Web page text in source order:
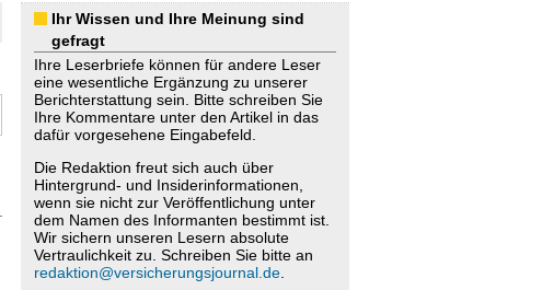
Ihr Wissen und Ihre Meinung sind
gefragt
Ihre Leserbriefe können für andere Leser
eine wesentliche Ergänzung zu unserer
Berichterstattung sein. Bitte schreiben Sie
Ihre Kommentare unter den Artikel in das
dafür vorgesehene Eingabefeld.
Die Redaktion freut sich auch über
Hintergrund- und Insiderinformationen,
wenn sie nicht zur Veröffentlichung unter
dem Namen des Informanten bestimmt ist.
Wir sichern unseren Lesern absolute
Vertraulichkeit zu. Schreiben Sie bitte an
redaktion@versicherungsjournal.de.